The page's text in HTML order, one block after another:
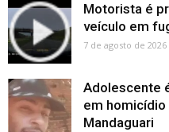
Motorista é
veículo em
7 de agosto de 2026
Adolescente
em
Mandaguari